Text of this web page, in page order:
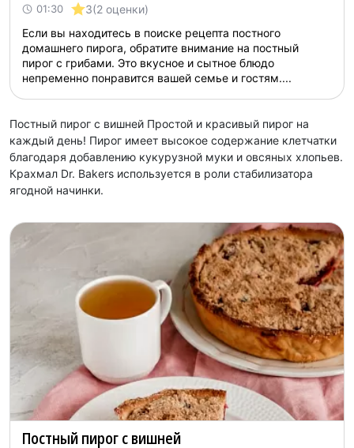
01:30 3(2 оценки)
Если вы находитесь в поиске рецепта постного
домашнего пирога, обратите внимание на постный
пирог с грибами. Это вкусное и сытное блюдо
непременно понравится вашей семье и гостям....
Постный пирог с вишней Простой и красивый пирог на
каждый день! Пирог имеет высокое содержание клетчатки
благодаря добавлению кукурузной муки и овсяных хлопьев.
Крахмал Dr. Bakers используется в роли стабилизатора
ягодной начинки.
Постный пирог с вишней